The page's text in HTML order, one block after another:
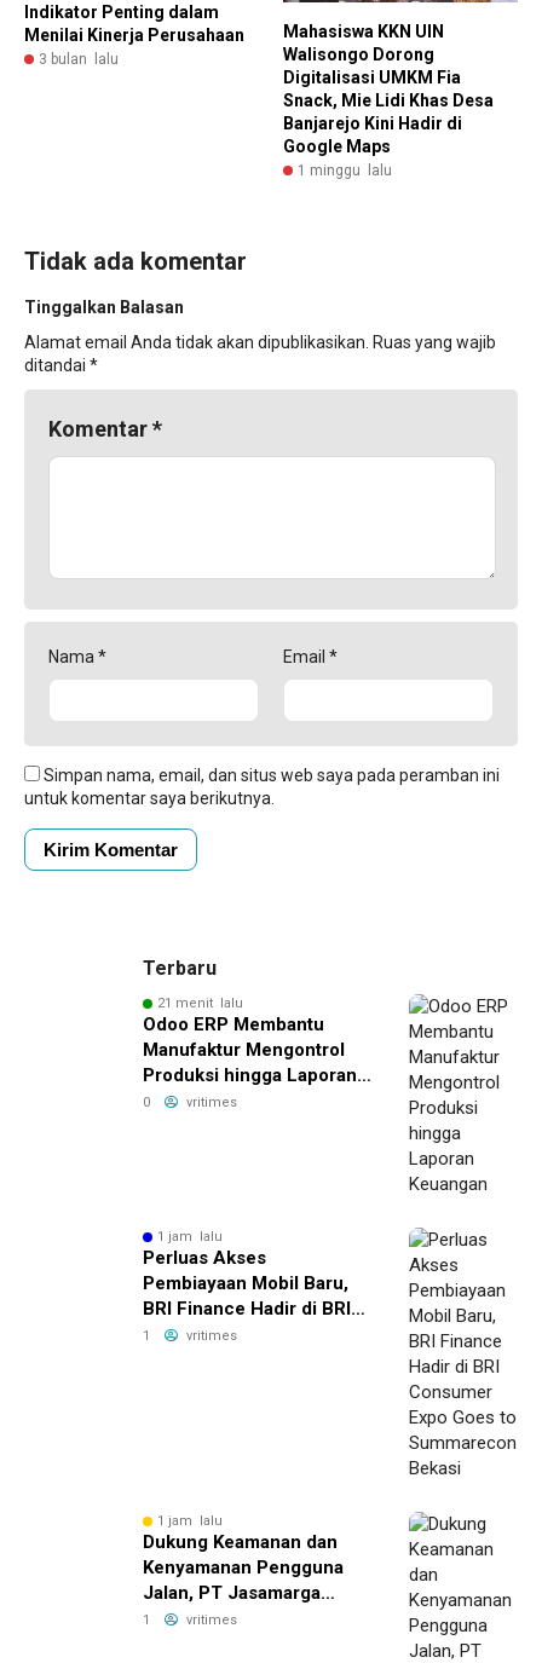
Indikator Penting dalam
Menilai Kinerja Perusahaan
3 bulan lalu
Mahasiswa KKN UIN
Walisongo Dorong
Digitalisasi UMKM Fia
Snack, Mie Lidi Khas Desa
Banjarejo Kini Hadir di
Google Maps
1 minggu lalu
Tidak ada komentar
Tinggalkan Balasan
Alamat email Anda tidak akan dipublikasikan. Ruas yang wajib
ditandai *
Komentar*
Nama* Email *
Simpan nama, email, dan situs web saya pada peramban ini
untuk komentar saya berikutnya.
Terbaru
21 menit lalu
Odoo ERP Membantu
Manufaktur Mengontrol
Produksi hingga Laporan
Keuangan
0 vritimes
1 jam lalu
Perluas Akses
Pembiayaan Mobil Baru,
BRI Finance Hadir di BRI
Consumer Expo Goes to
1 vritimes
1 jam lalu
Dukung Keamanan dan
Kenyamanan Pengguna
Jalan, PT Jasamarga
Tollroad Maintenance
1 vritimes